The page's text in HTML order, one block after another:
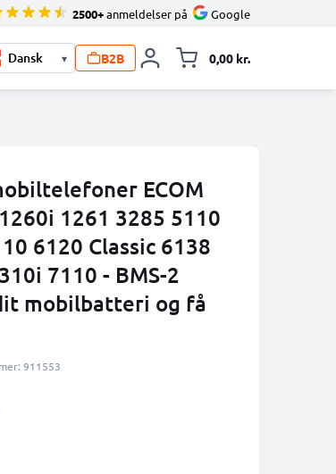
2500+anmeldelser på Google
▾ B2B 0,00 kr.
ECOM
1261 3285 5110
6120 Classic 6138
7110 - BMS-2
mobilbatteri og få
911553